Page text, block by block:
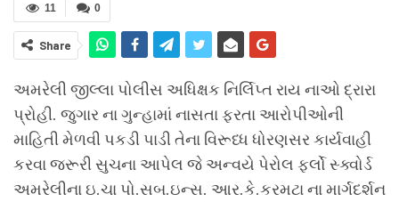
0
11
Share
અમરેલી જીલ્લા પોલીસ અધિક્ષક નિર્લિપ્ત રાય નાઓ દ્રારા
પ્રોહી. જુગાર ના ગુન્હામાં નાસતા ફરતા આરોપીઓની
માહિતી મેળવી પકડી પાડી તેના વિરૂધ્ધ ધોરણસર કાર્યવાહી
કરવા જરૂરી સુચના આપેલ જે અન્વયે પેરોલ ફર્લો સ્ક્વોર્ડ
અમરેલીના ઇ.ચા પો.સબ.ઇન્સ. આર.કે.કરમટા ના માર્ગદર્શન